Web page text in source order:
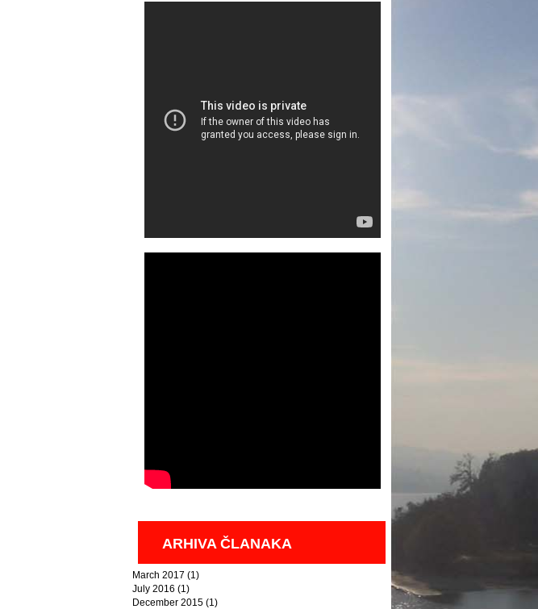
ARHIVA ČLANAKA
March 2017 (1)
July 2016 (1)
December 2015 (1)